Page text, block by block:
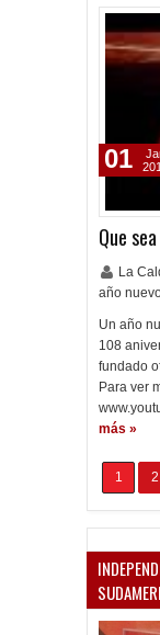
Que
La
año
Un año
108
fundado
Para ver
más »
01
1 2